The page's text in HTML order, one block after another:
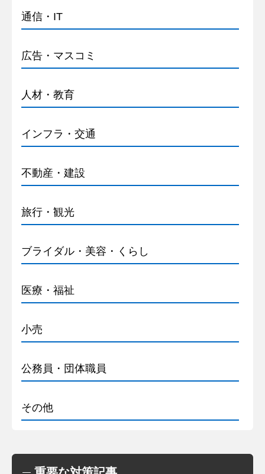
通信・IT
広告・マスコミ
人材・教育
インフラ・交通
不動産・建設
旅行・観光
ブライダル・美容・くらし
医療・福祉
小売
公務員・団体職員
その他